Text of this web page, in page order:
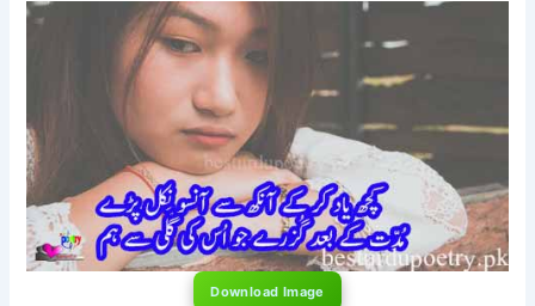
Download Image